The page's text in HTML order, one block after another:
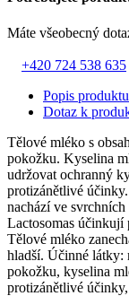
Máte všeobecný
+420 724 538 635
Popis produktu
Dotaz k
Tělové mléko s
pokožku. Kyselina
udržovat ochranný
protizánětlivé
nachází ve
Lactosomas účinkují
Tělové mléko
hladší. Účinné látky:
pokožku, kyselina
protizánětlivé